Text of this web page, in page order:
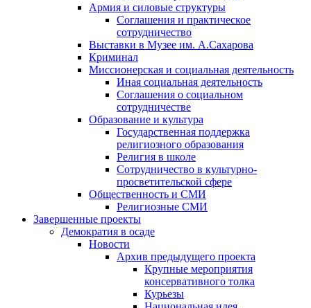
Армия и силовые структуры
Соглашения и практическое
сотрудничество
Выставки в Музее им. А.Сахарова
Криминал
Миссионерская и социальная деятельность
Иная социальная деятельность
Соглашения о социальном
сотрудничестве
Образование и культура
Государственная поддержка
религиозного образования
Религия в школе
Сотрудничество в культурно-
просветительской сфере
Общественность и СМИ
Религиозные СМИ
Завершенные проекты
Демократия в осаде
Новости
Архив предыдущего проекта
Крупные мероприятия
консервативного толка
Курьезы